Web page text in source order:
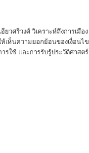
วศรีวงศ์ วิเคราะห์ถึงการเมือง
เห็นความยอกย้อนของเงื่อนไข
รใช้ และการรับรู้ประวัติศาสตร์